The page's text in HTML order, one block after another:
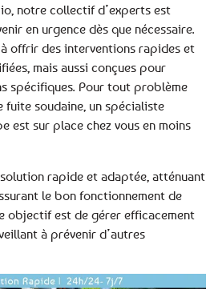
notre collectif d’experts est
en urgence dès que nécessaire.
à offrir des interventions rapides et
mais aussi conçues pour
spécifiques. Pour tout problème
fuite soudaine, un spécialiste
est sur place chez vous en moins
rapide et adaptée, atténuant
le bon fonctionnement de
objectif est de gérer efficacement
à prévenir d’autres